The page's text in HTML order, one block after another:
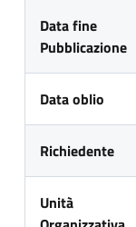
Data fine
Pubblicazione
Data oblio
Richiedente
Unità